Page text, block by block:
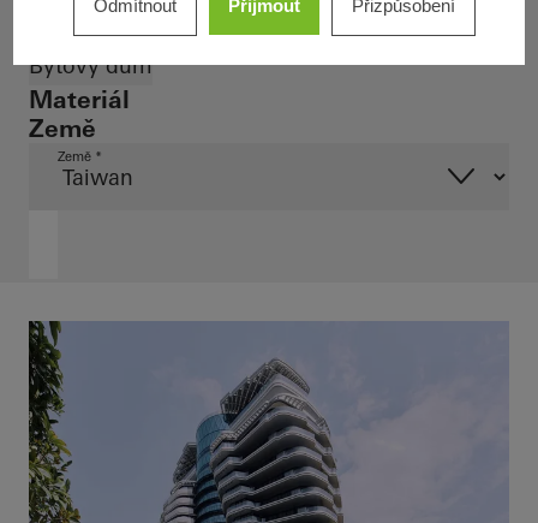
Typy budov
Bytový dům
Materiál
Země
Země *
Odmítnout Přijmout Přizpůsobení